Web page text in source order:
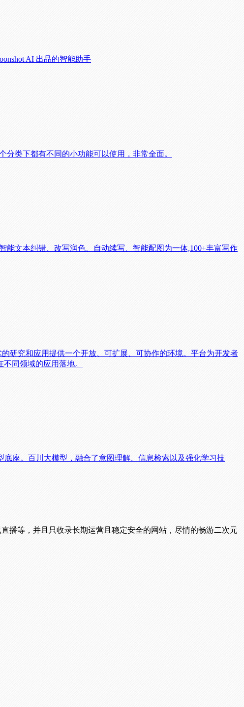
AI 出品的智能助手
类下都有不同的小功能可以使用，非常全面。
文本纠错、改写润色、自动续写、智能配图为一体,100+丰富写作
研究和应用提供一个开放、可扩展、可协作的环境。平台为开发者
同领域的应用落地。
座。百川大模型，融合了意图理解、信息检索以及强化学习技
播等，并且只收录长期运营且稳定安全的网站，尽情的畅游二次元